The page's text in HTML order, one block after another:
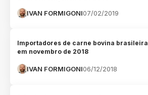
IVAN FORMIGONI07/02/2019
Importadores de carne bovina brasileira
em novembro de 2018
IVAN FORMIGONI06/12/2018